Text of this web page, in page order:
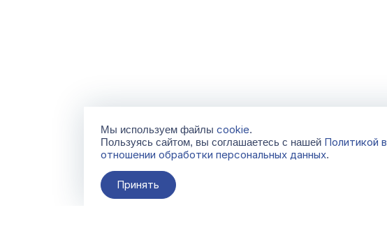
Мы используем файлы cookie.
Пользуясь сайтом, вы соглашаетесь с нашей Политикой в
отношении обработки персональных данных.
Принять